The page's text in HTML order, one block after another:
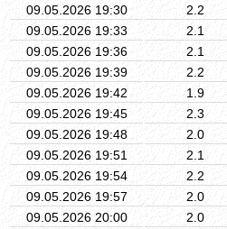
09.05.2026 19:30
2.2
09.05.2026 19:33
2.1
09.05.2026 19:36
2.1
09.05.2026 19:39
2.2
09.05.2026 19:42
1.9
09.05.2026 19:45
2.3
09.05.2026 19:48
2.0
09.05.2026 19:51
2.1
09.05.2026 19:54
2.2
09.05.2026 19:57
2.0
09.05.2026 20:00
2.0